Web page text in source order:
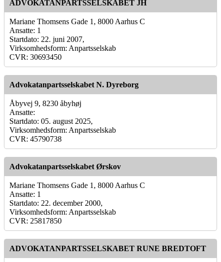
ADVOKATANPARTSSELSKABET JH
Mariane Thomsens Gade 1, 8000 Aarhus C
Ansatte: 1
Startdato: 22. juni 2007,
Virksomhedsform: Anpartsselskab
CVR: 30693450
Advokatanpartsselskabet N. Dyreborg
Åbyvej 9, 8230 åbyhøj
Ansatte:
Startdato: 05. august 2025,
Virksomhedsform: Anpartsselskab
CVR: 45790738
Advokatanpartsselskabet Ørskov
Mariane Thomsens Gade 1, 8000 Aarhus C
Ansatte: 1
Startdato: 22. december 2000,
Virksomhedsform: Anpartsselskab
CVR: 25817850
ADVOKATANPARTSSELSKABET RUNE BREDTOFT